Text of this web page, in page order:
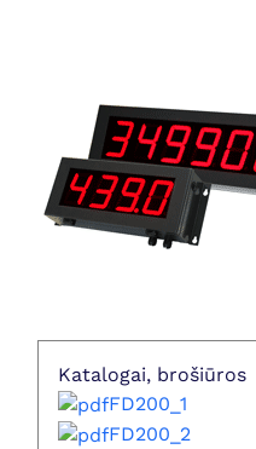
Katalogai, brošiūros
FD200_1
FD200_2